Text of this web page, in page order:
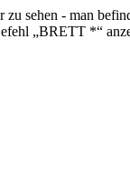
sehen - man
„BRETT *“